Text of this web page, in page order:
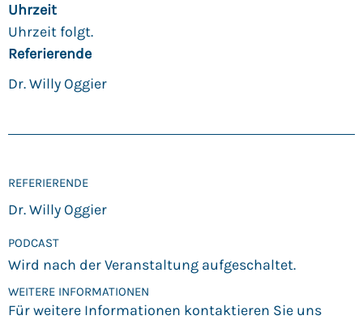
Uhrzeit
Uhrzeit folgt.
Referierende
Dr. Willy Oggier
REFERIERENDE
Dr. Willy Oggier
PODCAST
Wird nach der Veranstaltung aufgeschaltet.
WEITERE INFORMATIONEN
Für weitere Informationen kontaktieren Sie uns